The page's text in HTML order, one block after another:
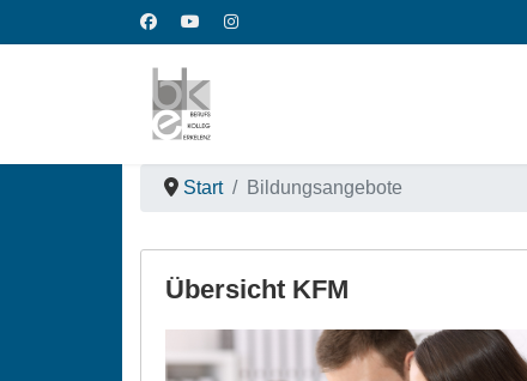
Start Bildungsangebote
Übersicht KFM